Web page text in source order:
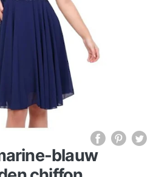
blauw